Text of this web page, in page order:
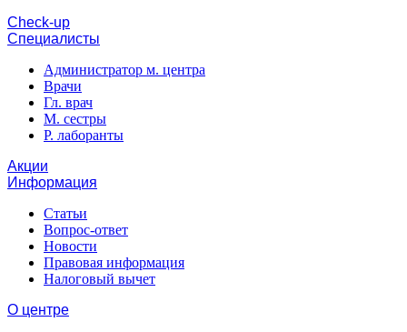
Cheсk-up
Специалисты
Администратор м. центра
Врачи
Гл. врач
М. сестры
Р. лаборанты
Акции
Информация
Статьи
Вопрос-ответ
Новости
Правовая информация
Налоговый вычет
О центре